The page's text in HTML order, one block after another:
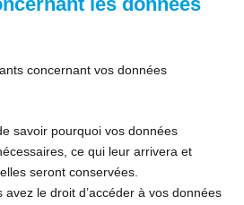
concernant vos données
savoir pourquoi vos données
ce qui leur arrivera et
seront conservées.
avez le droit d’accéder à vos données